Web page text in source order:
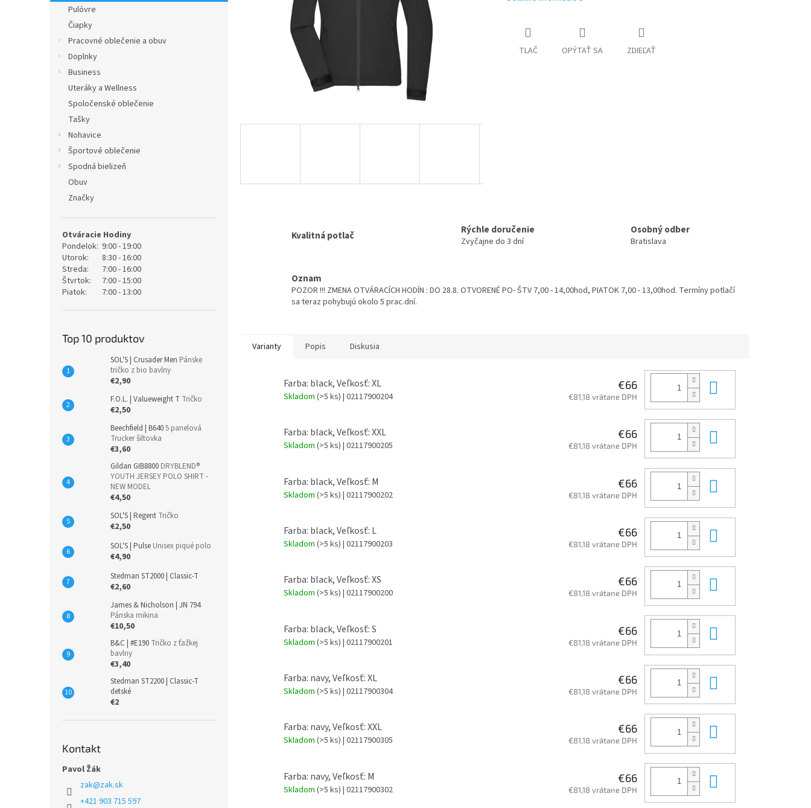
Pulóvre
Čiapky
Pracovné oblečenie a obuv
Doplnky
Business
Uteráky a Wellness
Spoločenské oblečenie
Tašky
Nohavice
Športové oblečenie
Spodná bielizeň
Obuv
Značky
Otváracie Hodiny
Pondelok: 9:00 - 19:00
Utorok:
8:30 - 16:00
Streda:
7:00 - 16:00
Štvrtok:
7:00 - 15:00
Piatok:
7:00 - 13:00
Top 10 produktov
SOL'S | Crusader Men Pánske
tričko z bio bavlny
€2,90
F.O.L. | Valueweight T Tričko
€2,50
Beechfield | B6405 panelová
Trucker šiltovka
€3,60
Gildan GIB8800 DRYBLEND®
YOUTH JERSEY POLO SHIRT -
NEW MODEL
€4,50
SOL'S | Regent Tričko
€2,50
SOL'S | Pulse Unisex piqué polo
€4,90
Stedman ST2000 | Classic-T
€2,60
James & Nicholson | JN 794
Pánska mikina
€10,50
B&C | #E190 Tričko z ťažkej
bavlny
€3,40
Stedman ST2200 | Classic-T
detské
€2
Kontakt
Pavol Žák
zak@zak.sk
+421 903 715 597
TLAČ OPÝTAŤ SA ZDIEĽAŤ
Kvalitná potlač Rýchle doručenie
Zvyčajne do 3 dní
Osobný odber
Bratislava
Oznam
POZOR !!! ZMENA OTVÁRACÍCH HODÍN : DO 28.8. OTVORENÉ PO- ŠTV 7,00 - 14,00hod, PIATOK 7,00 - 13,00hod. Termíny potlačí
sa teraz pohybujú okolo 5 prac.dní.
Varianty Popis Diskusia
Farba: black, Veľkosť: XL
Skladom (>5 ks) | 02117900204
€66
€81,18 vrátane DPH
Farba: black, Veľkosť: XXL
Skladom (>5 ks) | 02117900205
€66
€81,18 vrátane DPH
Farba: black, Veľkosť: M
Skladom (>5 ks) | 02117900202
€66
€81,18 vrátane DPH
Farba: black, Veľkosť: L
Skladom (>5 ks) | 02117900203
€66
€81,18 vrátane DPH
Farba: black, Veľkosť: XS
Skladom (>5 ks) | 02117900200
€66
€81,18 vrátane DPH
Farba: black, Veľkosť: S
Skladom (>5 ks) | 02117900201
€66
€81,18 vrátane DPH
Farba: navy, Veľkosť: XL
Skladom (>5 ks) | 02117900304
€66
€81,18 vrátane DPH
Farba: navy, Veľkosť: XXL
Skladom (>5 ks) | 02117900305
€66
€81,18 vrátane DPH
Farba: navy, Veľkosť: M
Skladom (>5 ks) | 02117900302
€66
€81,18 vrátane DPH